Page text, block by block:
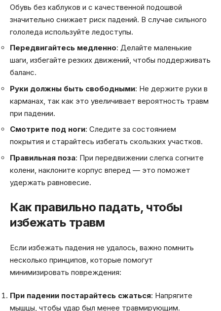
Обувь без каблуков и с качественной подошвой
значительно снижает риск падений. В случае сильного
гололеда используйте ледоступы.
Передвигайтесь медленно: Делайте маленькие
шаги, избегайте резких движений, чтобы поддерживать
баланс.
Руки должны быть свободными: Не держите руки в
карманах, так как это увеличивает вероятность травм
при падении.
Смотрите под ноги: Следите за состоянием
покрытия и старайтесь избегать скользких участков.
Правильная поза: При передвижении слегка согните
колени, наклоните корпус вперед — это поможет
удержать равновесие.
Как правильно падать, чтобы
избежать травм
Если избежать падения не удалось, важно помнить
несколько принципов, которые помогут
минимизировать повреждения:
При падении постарайтесь сжаться: Напрягите
мышцы, чтобы удар был менее травмирующим.